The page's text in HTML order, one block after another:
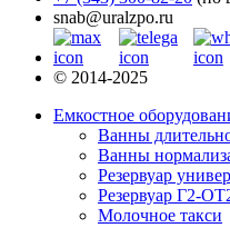
snab@uralzpo.ru
© 2014-2025
Емкостное
Ванны
Ванны
Резервуар
Резервуар Г2-
Молочное такси